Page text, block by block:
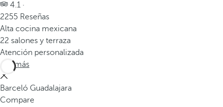
4.1 ·
2255 Reseñas
Alta cocina mexicana
22 salones y terraza
Atención personalizada
Ver más
Barceló Guadalajara
Compare